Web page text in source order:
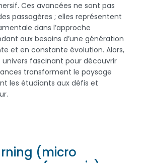
Ces avancées ne sont pas
passagères ; elles représentent
dans l’approche
aux besoins d’une génération
et en constante évolution. Alors,
fascinant pour découvrir
transforment le paysage
les étudiants aux défis et
(micro